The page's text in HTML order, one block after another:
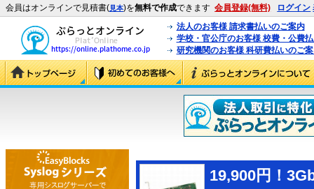
会員はオンラインで見積書(見本)を無料で作成できます 会員登録(無料) ログイン
法人のお客様 請求書払いのご案内
学校・官公庁のお客様 校費・公費
研究機関のお客様 科研費払いのご
19,900円！